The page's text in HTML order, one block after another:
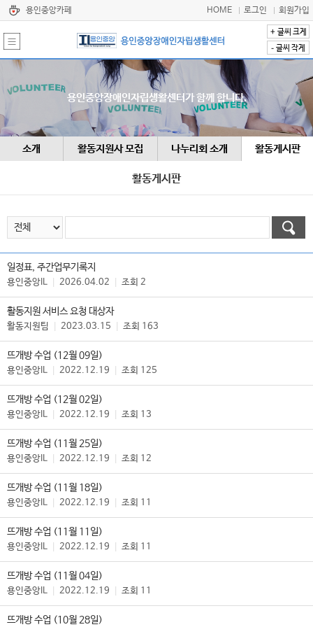
+ 글씨 크게
- 글씨 작게
용인중앙카페 HOME 로그인 회원가입
용인중앙장애인자립생활센터가 함께 합니다.
소개 활동지원사 모집 나누리회 소개 활동게시판
활동게시판
일정표, 주간업무기록지
용인중앙IL 2026.04.02 조회 2
활동지원 서비스 요청 대상자
활동지원팀 2023.03.15 조회 163
뜨개방 수업 (12월 09일)
용인중앙IL 2022.12.19 조회 125
뜨개방 수업 (12월 02일)
용인중앙IL 2022.12.19 조회 13
뜨개방 수업 (11월 25일)
용인중앙IL 2022.12.19 조회 12
뜨개방 수업 (11월 18일)
용인중앙IL 2022.12.19 조회 11
뜨개방 수업 (11월 11일)
용인중앙IL 2022.12.19 조회 11
뜨개방 수업 (11월 04일)
용인중앙IL 2022.12.19 조회 11
뜨개방 수업 (10월 28일)